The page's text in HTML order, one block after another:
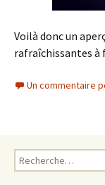
Voilà donc un
rafraîchissantes à
Un commentaire
Rechercher :